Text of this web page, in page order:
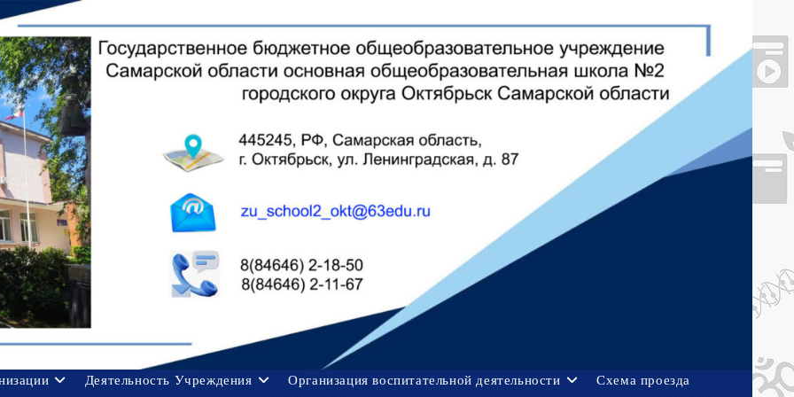
Деятельность Учреждения Организация воспитательной деятельности
Схема проезда